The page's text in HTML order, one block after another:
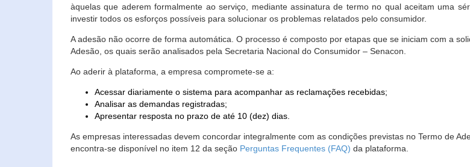
àquelas que aderem formalmente ao serviço, mediante assinatura de termo no qual aceitam uma
investir todos os esforços possíveis para solucionar os problemas relatados pelo consumidor.
A adesão não ocorre de forma automática. O processo é composto por etapas que se iniciam com a
Adesão, os quais serão analisados pela Secretaria Nacional do Consumidor – Senacon.
Ao aderir à plataforma, a empresa compromete-se a:
Acessar diariamente o sistema para acompanhar as reclamações recebidas;
Analisar as demandas registradas;
Apresentar resposta no prazo de até 10 (dez) dias.
As empresas interessadas devem concordar integralmente com as condições previstas no Termo de
encontra-se disponível no item 12 da seção Perguntas Frequentes (FAQ) da plataforma.